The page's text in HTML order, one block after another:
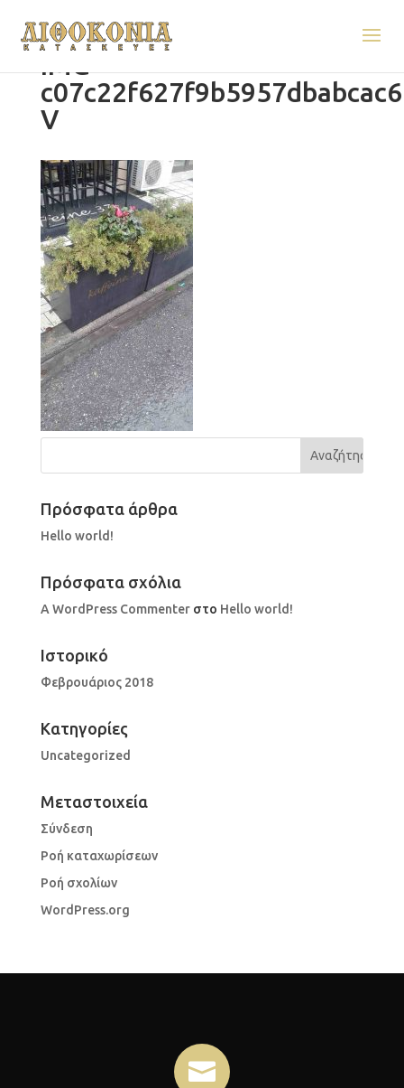
IMG-
V
Πρόσφατα άρθρα
Hello world!
Πρόσφατα σχόλια
A WordPress Commenterστο Hello world!
Ιστορικό
Φεβρουάριος 2018
Kατηγορίες
Uncategorized
Μεταστοιχεία
Σύνδεση
Ροή καταχωρίσεων
Ροή σχολίων
WordPress.org
